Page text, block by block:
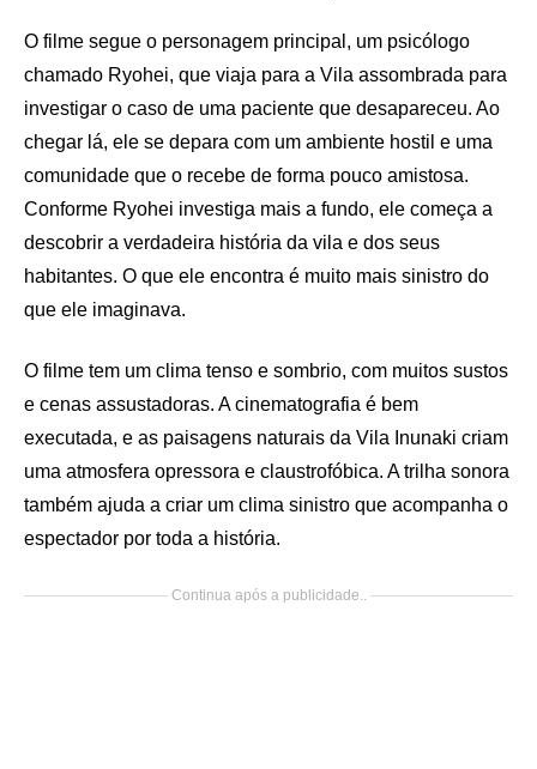
O filme segue o personagem principal, um psicólogo
chamado Ryohei, que viaja para a Vila assombrada para
investigar o caso de uma paciente que desapareceu. Ao
chegar lá, ele se depara com um ambiente hostil e uma
comunidade que o recebe de forma pouco amistosa.
Conforme Ryohei investiga mais a fundo, ele começa a
descobrir a verdadeira história da vila e dos seus
habitantes. O que ele encontra é muito mais sinistro do
que ele imaginava.
O filme tem um clima tenso e sombrio, com muitos sustos
e cenas assustadoras. A cinematografia é bem
executada, e as paisagens naturais da Vila Inunaki criam
uma atmosfera opressora e claustrofóbica. A trilha sonora
também ajuda a criar um clima sinistro que acompanha o
espectador por toda a história.
Continua após a publicidade..